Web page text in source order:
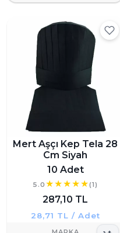
Mert Aşçı Kep Tela 28
Cm Siyah
10 Adet
5.0 (1)
287,10 TL
28,71 TL / Adet